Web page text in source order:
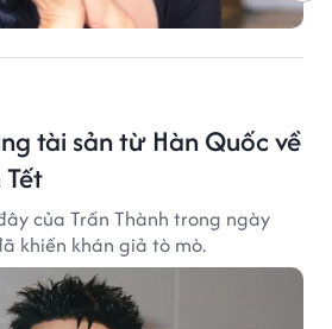
tài sản từ Hàn Quốc về
của Trấn Thành trong ngày
khiến khán giả tò mò.